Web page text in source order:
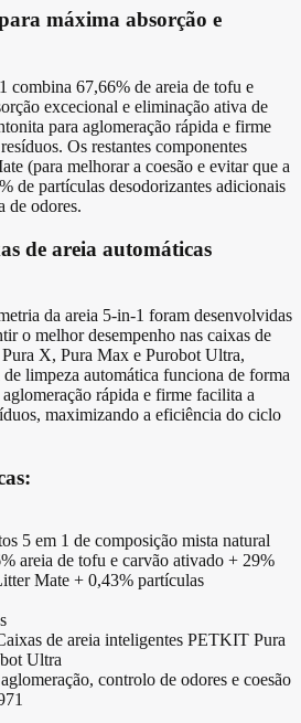
máxima absorção e
combina 67,66% de areia de tofu e
excecional e eliminação ativa de
para aglomeração rápida e firme
Os restantes componentes
(para melhorar a coesão e evitar que a
de partículas desodorizantes adicionais
de odores.
de areia automáticas
da areia 5-in-1 foram desenvolvidas
o melhor desempenho nas caixas de
X, Pura Max e Purobot Ultra,
de limpeza automática funciona de forma
rápida e firme facilita a
maximizando a eficiência do ciclo
5 em 1 de composição mista natural
areia de tofu e carvão ativado + 29%
Mate + 0,43% partículas
de areia inteligentes PETKIT Pura
Ultra
controlo de odores e coesão